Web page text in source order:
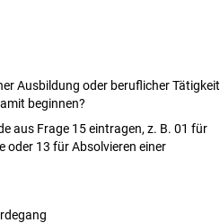
Ausbildung oder beruflicher Tätigkeit
beginnen?
aus Frage 15 eintragen, z. B. 01 für
oder 13 für Absolvieren einer